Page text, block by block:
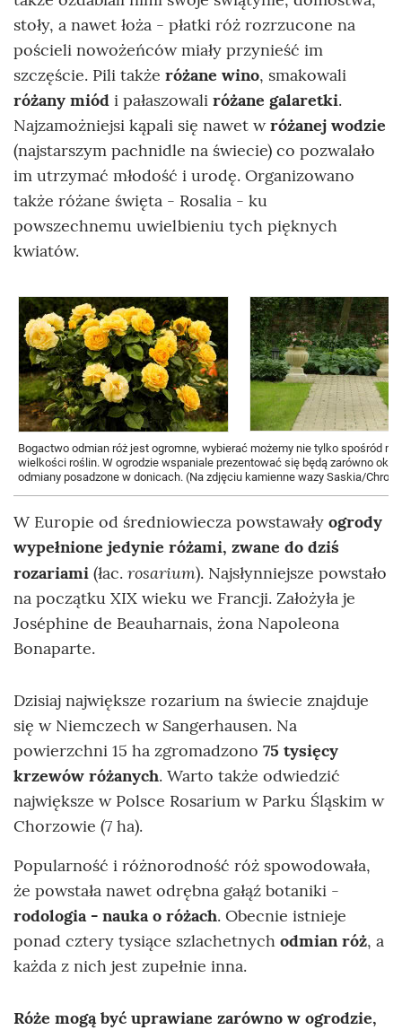
stoły, a nawet łoża - płatki róż rozrzucone na
pościeli nowożeńców miały przynieść im
szczęście. Pili także różane wino, smakowali
różany miód i pałaszowali różane galaretki.
Najzamożniejsi kąpali się nawet wróżanej wodzie
(najstarszym pachnidle na świecie) co pozwalało
im utrzymać młodość i urodę. Organizowano
także różane święta - Rosalia - ku
powszechnemu uwielbieniu tych pięknych
kwiatów.
Bogactwo odmian róż jest ogromne, wybierać możemy nie tylko spośród
wielkości roślin. W ogrodzie wspaniale prezentować się będą zarówno
odmiany posadzone w donicach. (Na zdjęciu kamienne wazy Saskia/
W Europie od średniowiecza powstawały ogrody
wypełnione jedynie różami, zwane do dziś
rozariami (łac. rosarium). Najsłynniejsze powstało
na początku XIX wieku we Francji. Założyła je
Joséphine de Beauharnais, żona Napoleona
Bonaparte.
Dzisiaj największe rozarium na świecie znajduje
się w Niemczech w Sangerhausen. Na
powierzchni 15 ha zgromadzono 75 tysięcy
krzewów różanych. Warto także odwiedzić
największe w Polsce Rosarium w Parku Śląskim w
Chorzowie (7 ha).
Popularność i różnorodność róż spowodowała,
że powstała nawet odrębna gałąź botaniki -
rodologia - nauka o różach. Obecnie istnieje
ponad cztery tysiące szlachetnych odmian róż, a
każda z nich jest zupełnie inna.
Róże mogą być uprawiane zarówno w ogrodzie,